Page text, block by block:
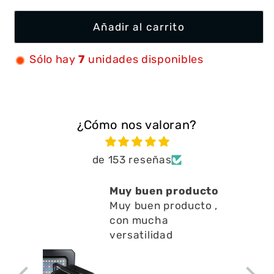
Añadir al carrito
Sólo hay 7 unidades disponibles
¿Cómo nos valoran?
de 153 reseñas
Muy buen producto
Muy buen producto ,
con mucha
versatilidad